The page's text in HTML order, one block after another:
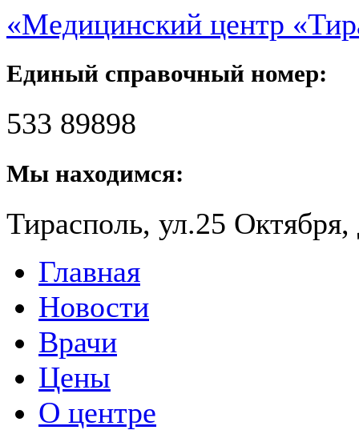
«Медицинский центр
Единый справочный номер:
533 89898
Мы находимся:
Тирасполь, ул.25 Октября,
Главная
Новости
Врачи
Цены
О центре